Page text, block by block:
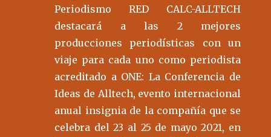
Periodismo RED CALC-ALLTECH
destacará a las 2 mejores
producciones periodísticas con un
viaje para cada uno como periodista
acreditado a ONE: La Conferencia de
Ideas de Alltech, evento internacional
anual insignia de la compañía que se
celebra del 23 al 25 de mayo 2021, en